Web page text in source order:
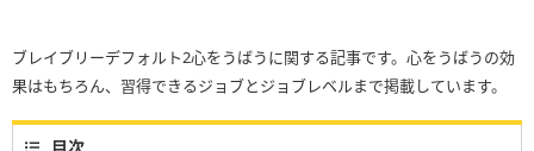
ブレイブリーデフォルト2心をうばうに関する記事です。心をうばうの効
果はもちろん、習得できるジョブとジョブレベルまで掲載しています。